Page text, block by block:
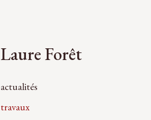
Laure Forêt
actualités
travaux